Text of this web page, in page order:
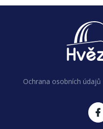
Ochrana osobních údajů